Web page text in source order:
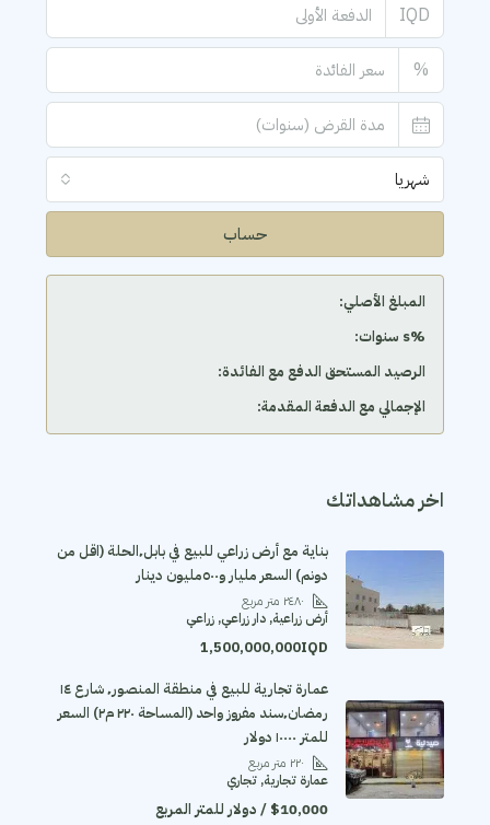
IQD
%
شهريا
حساب
المبلغ الأصلي:
‫%s سنوات:
الرصيد المستحق الدفع مع الفائدة:
الإجمالي مع الدفعة المقدمة:
اخر مشاهداتك
بناية مع أرض زراعي للبيع في بابل٬الحلة (اقل من
دونم) السعر مليار و٥٠٠مليون دينار
٢٤٨٠ متر مربع
أرض زراعية, دار زراعي, زراعي
1,500,000,000IQD
عمارة تجارية للبيع في منطقة المنصور٬ شارع ١٤
رمضان٬سند مفروز واحد (المساحة ٢٢٠ م٢) السعر
للمتر ١٠٠٠٠ دولار
٢٢٠ متر مربع
عمارة تجارية, تجاري
$10,000 / دولار للمتر المربع